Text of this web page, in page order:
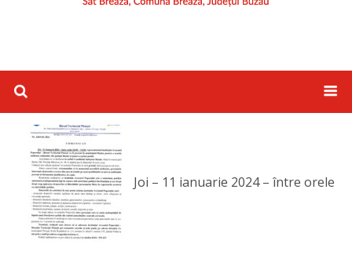
Joi – 11 ianuarie 2024 – între orele